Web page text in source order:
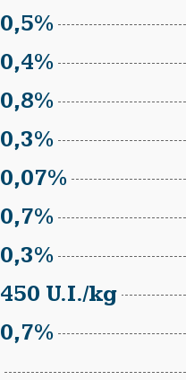
0,5%
0,4%
0,8%
0,3%
0,07%
0,7%
0,3%
450 U.I./kg
0,7%